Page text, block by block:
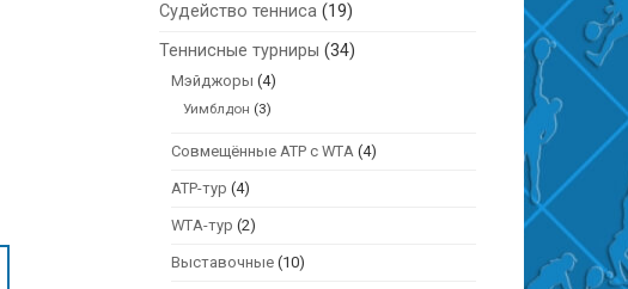
Судейство тенниса (19)
Теннисные турниры (34)
Мэйджоры (4)
Уимблдон (3)
Совмещённые ATP с WTA (4)
АТР-тур (4)
WTA-тур (2)
Выставочные (10)